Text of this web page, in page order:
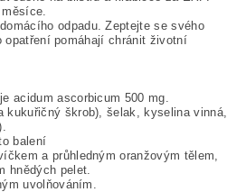
odpadu. Zeptejte se svého
pomáhají chránit životní
acidum ascorbicum 500 mg.
kukuřičný škrob), šelak, kyselina vinná,
balení
a průhledným oranžovým tělem,
hnědých pelet.
uvolňováním.